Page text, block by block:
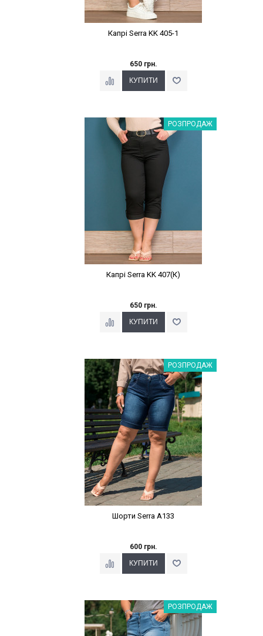
Капрі Serra KK 405-1
650 грн.
Наклейки Варіант з %РОЗПРОДАЖ
Капрі Serra KK 407(К)
650 грн.
Наклейки Варіант з %РОЗПРОДАЖ
Шорти Serra A133
600 грн.
Наклейки Варіант з %РОЗПРОДАЖ